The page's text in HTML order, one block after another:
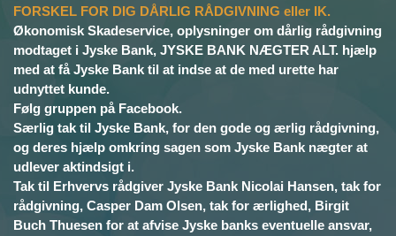
FORSKEL FOR DIG DÅRLIG RÅDGIVNING eller IK.
Økonomisk Skadeservice, oplysninger om dårlig rådgivning
modtaget i Jyske Bank, JYSKE BANK NÆGTER ALT. hjælp
med at få Jyske Bank til at indse at de med urette har
udnyttet kunde.
Følg gruppen på Facebook.
Særlig tak til Jyske Bank, for den gode og ærlig rådgivning,
og deres hjælp omkring sagen som Jyske Bank nægter at
udlever aktindsigt i.
Tak til Erhvervs rådgiver Jyske Bank Nicolai Hansen, tak for
rådgivning, Casper Dam Olsen, tak for ærlighed, Birgit
Buch Thuesen for at afvise Jyske banks eventuelle ansvar,